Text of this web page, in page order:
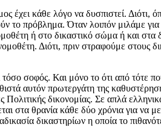
έχει κάθε λόγο να δυσπιστεί.
πρόβλημα. Όταν λοιπόν μιλάμε
ή στο δικαστικό σώμα ή και
Διότι, πριν στραφούμε στους
σοφός. Και μόνο το ότι από τότε
αυτόν πρωτεργάτη της
δικονομίας. Σε απλά
στα θρανία κάθε δύο χρόνια για να
δικαστηρίων η οποία το